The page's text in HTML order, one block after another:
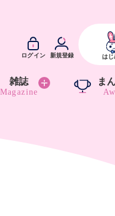
雑誌 ま
ログイン 新規登録 は